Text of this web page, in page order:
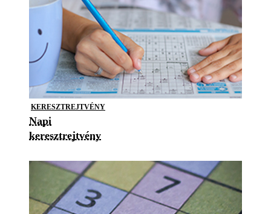
KERESZTREJTVÉNY
Napi
keresztrejtvény